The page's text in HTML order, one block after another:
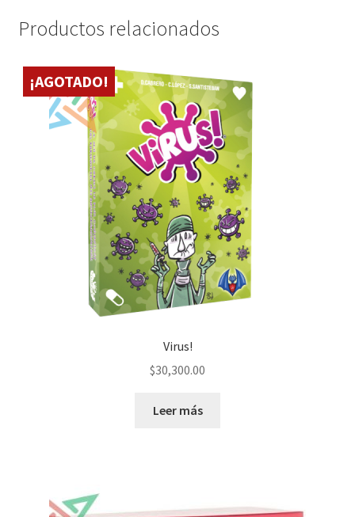
Productos relacionados
¡AGOTADO!
Virus!
$30,300.00
Leer más